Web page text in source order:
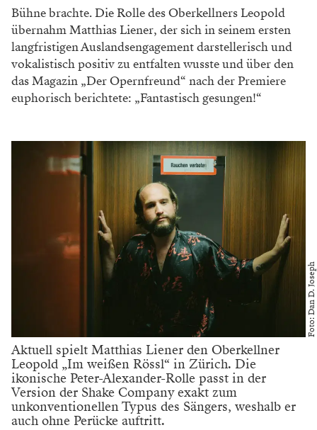
Bühne brachte. Die Rolle des Oberkellners Leopold
übernahm Matthias Liener, der sich in seinem ersten
langfristigen Auslandsengagement darstellerisch und
vokalistisch positiv zu entfalten wusste und über den
das Magazin „Der Opernfreund“ nach der Premiere
euphorisch berichtete: „Fantastisch gesungen!“
Foto: Dan D. Joseph
Aktuell spielt Matthias Liener den Oberkellner
Leopold „Im weißen Rössl“ in Zürich. Die
ikonische Peter-Alexander-Rolle passt in der
Version der Shake Company exakt zum
unkonventionellen Typus des Sängers, weshalb er
auch ohne Perücke auftritt.